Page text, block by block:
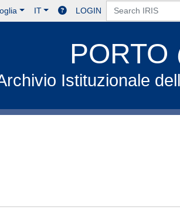
IT LOGIN
Istituzionale